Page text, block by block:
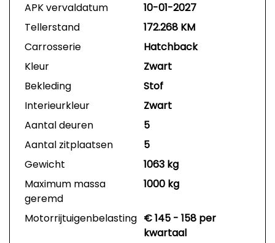
APK vervaldatum
10-01-2027
Tellerstand
172.268 KM
Carrosserie
Hatchback
Kleur
Zwart
Bekleding
Stof
Interieurkleur
Zwart
Aantal deuren
5
Aantal zitplaatsen
5
Gewicht
1063 kg
Maximum massa
geremd
1000 kg
Motorrijtuigenbelasting € 145 - 158 per
kwartaal